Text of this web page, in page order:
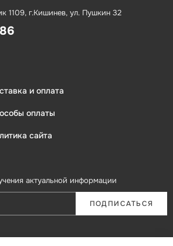
1109, г.Кишинев, ул. Пушкин 32
и оплата
оплаты
сайта
актуальной информации
ПОДПИСАТЬСЯ
сетях